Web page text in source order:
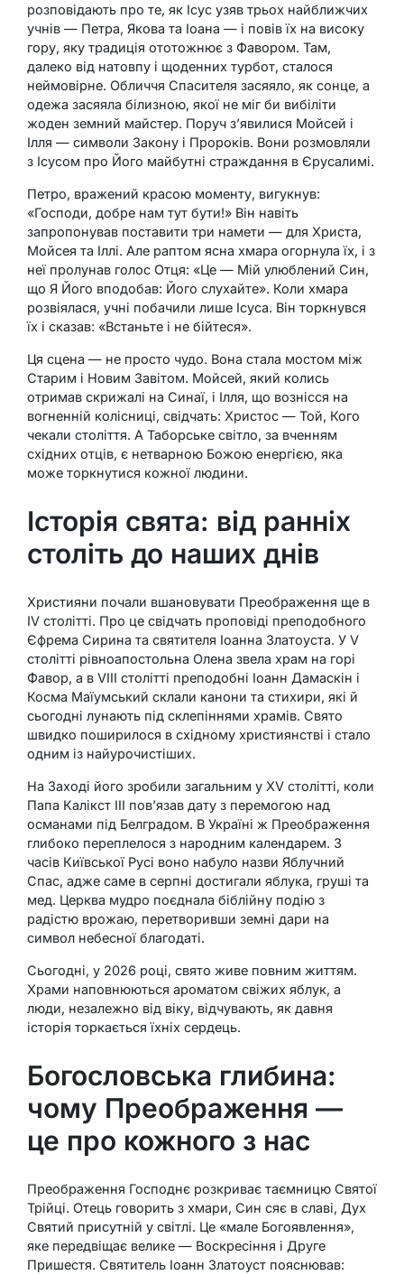
розповідають про те, як Ісус узяв трьох найближчих
учнів — Петра, Якова та Іоана — і повів їх на високу
гору, яку традиція ототожнює з Фавором. Там,
далеко від натовпу і щоденних турбот, сталося
неймовірне. Обличчя Спасителя засяяло, як сонце, а
одежа засяяла білизною, якої не міг би вибіліти
жоден земний майстер. Поруч з’явилися Мойсей і
Ілля — символи Закону і Пророків. Вони розмовляли
з Ісусом про Його майбутні страждання в Єрусалимі.
Петро, вражений красою моменту, вигукнув:
«Господи, добре нам тут бути!» Він навіть
запропонував поставити три намети — для Христа,
Мойсея та Іллі. Але раптом ясна хмара огорнула їх, і з
неї пролунав голос Отця: «Це — Мій улюблений Син,
що Я Його вподобав: Його слухайте». Коли хмара
розвіялася, учні побачили лише Ісуса. Він торкнувся
їх і сказав: «Встаньте і не бійтеся».
Ця сцена — не просто чудо. Вона стала мостом між
Старим і Новим Завітом. Мойсей, який колись
отримав скрижалі на Синаї, і Ілля, що вознісся на
вогненній колісниці, свідчать: Христос — Той, Кого
чекали століття. А Таборське світло, за вченням
східних отців, є нетварною Божою енергією, яка
може торкнутися кожної людини.
Історія свята: від ранніх
століть до наших днів
Християни почали вшановувати Преображення ще в
IV столітті. Про це свідчать проповіді преподобного
Єфрема Сирина та святителя Іоанна Златоуста. У V
столітті рівноапостольна Олена звела храм на горі
Фавор, а в VIII столітті преподобні Іоанн Дамаскін і
Косма Маїумський склали канони та стихири, які й
сьогодні лунають під склепіннями храмів. Свято
швидко поширилося в східному християнстві і стало
одним із найурочистіших.
На Заході його зробили загальним у XV столітті, коли
Папа Калікст III пов’язав дату з перемогою над
османами під Белградом. В Україні ж Преображення
глибоко переплелося з народним календарем. З
часів Київської Русі воно набуло назви Яблучний
Спас, адже саме в серпні достигали яблука, груші та
мед. Церква мудро поєднала біблійну подію з
радістю врожаю, перетворивши земні дари на
символ небесної благодаті.
Сьогодні, у 2026 році, свято живе повним життям.
Храми наповнюються ароматом свіжих яблук, а
люди, незалежно від віку, відчувають, як давня
історія торкається їхніх сердець.
Богословська глибина:
чому Преображення —
це про кожного з нас
Преображення Господнє розкриває таємницю Святої
Трійці. Отець говорить з хмари, Син сяє в славі, Дух
Святий присутній у світлі. Це «мале Богоявлення»,
яке передвіщає велике — Воскресіння і Друге
Пришестя. Святитель Іоанн Златоуст пояснював: